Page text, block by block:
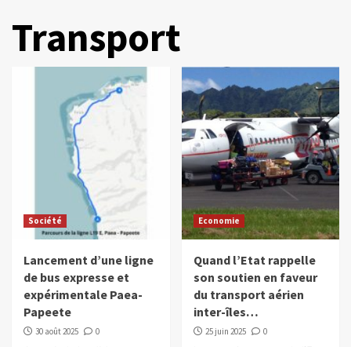
Transport
Société
Lancement d’une ligne
de bus expresse et
expérimentale Paea-
Papeete
30 août 2025 0
Economie
Quand l’Etat rappelle
son soutien en faveur
du transport aérien
inter-îles…
25 juin 2025 0